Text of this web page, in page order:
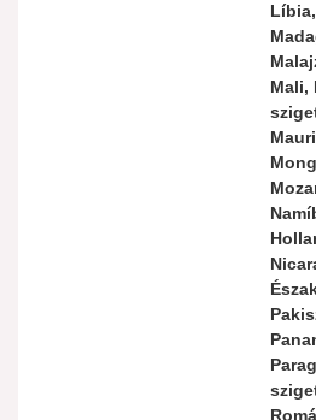
Mali,